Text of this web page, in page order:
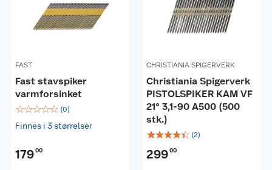
FAST
Fast stavspiker
varmforsinket
☆☆☆☆☆ (0)
Finnes i 3 størrelser
17900
CHRISTIANIA SPIGERVERK
Christiania Spigerverk
PISTOLSPIKER KAM VF
21° 3,1-90 A500 (500
stk.)
☆☆☆☆☆ (2)
29900